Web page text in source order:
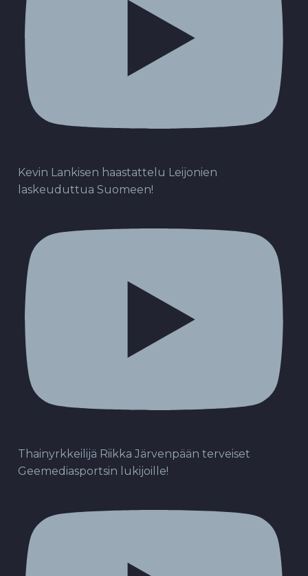
Kevin Lankisen haastattelu Leijonien
laskeuduttua Suomeen!
Thainyrkkeilijä Riikka Järvenpään terveiset
Geemediasportsin lukijoille!